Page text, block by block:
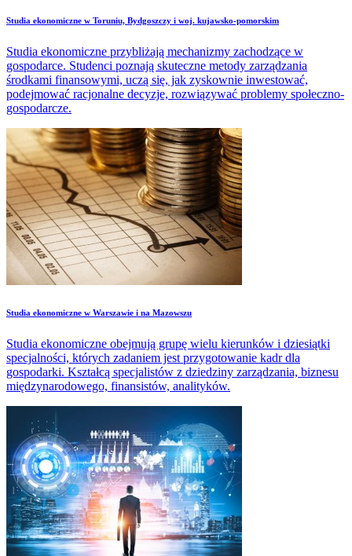
Studia ekonomiczne w Toruniu, Bydgoszczy i woj. kujawsko-pomorskim
Studia ekonomiczne przybliżają mechanizmy zachodzące w
gospodarce. Studenci poznają skuteczne metody zarządzania
środkami finansowymi, uczą się, jak zyskownie inwestować,
podejmować racjonalne decyzje, rozwiązywać problemy społeczno-
gospodarcze.
Studia ekonomiczne w Warszawie i na Mazowszu
Studia ekonomiczne obejmują grupę wielu kierunków i dziesiątki
specjalności, których zadaniem jest przygotowanie kadr dla
gospodarki. Kształcą specjalistów z dziedziny zarządzania, biznesu
międzynarodowego, finansistów, analityków.